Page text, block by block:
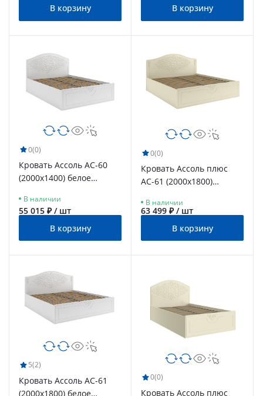
В корзину В корзину
0(0)
Кровать Ассоль АС-60
(2000х1400) белое
В наличии
55 015 ₽ / шт
В корзину
0(0)
Кровать Ассоль плюс
АС-61 (2000х1800)
В наличии
63 499 ₽ / шт
В корзину
5(2)
Кровать Ассоль АС-61
(2000х1800) белое
0(0)
Кровать Ассоль плюс